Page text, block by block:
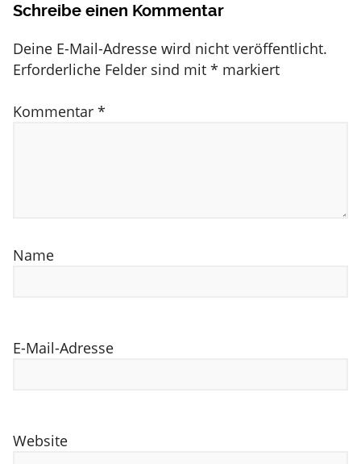
Schreibe einen Kommentar
Deine E-Mail-Adresse wird nicht veröffentlicht.
Erforderliche Felder sind mit * markiert
Kommentar *
Name
E-Mail-Adresse
Website